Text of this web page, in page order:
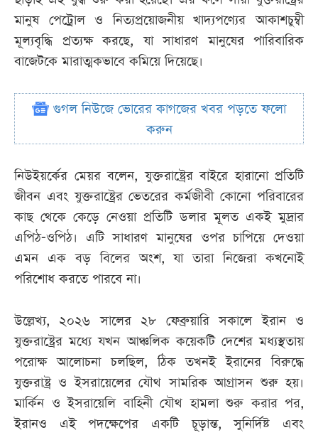
মানুষ পেট্রোল ও নিত্যপ্রয়োজনীয় খাদ্যপণ্যের আকাশচুম্বী
মূল্যবৃদ্ধি প্রত্যক্ষ করছে, যা সাধারণ মানুষের পারিবারিক
বাজেটকে মারাত্মকভাবে কমিয়ে দিয়েছে।
গুগল নিউজে ভোরের কাগজের খবর পড়তে ফলো
করুন
নিউইয়র্কের মেয়র বলেন, যুক্তরাষ্ট্রের বাইরে হারানো প্রতিটি
জীবন এবং যুক্তরাষ্ট্রের ভেতরের কর্মজীবী কোনো পরিবারের
কাছ থেকে কেড়ে নেওয়া প্রতিটি ডলার মূলত একই মুদ্রার
এপিঠ-ওপিঠ। এটি সাধারণ মানুষের ওপর চাপিয়ে দেওয়া
এমন এক বড় বিলের অংশ, যা তারা নিজেরা কখনোই
পরিশোধ করতে পারবে না।
উল্লেখ্য, ২০২৬ সালের ২৮ ফেব্রুয়ারি সকালে ইরান ও
যুক্তরাষ্ট্রের মধ্যে যখন আঞ্চলিক কয়েকটি দেশের মধ্যস্থতায়
পরোক্ষ আলোচনা চলছিল, ঠিক তখনই ইরানের বিরুদ্ধে
যুক্তরাষ্ট্র ও ইসরায়েলের যৌথ সামরিক আগ্রাসন শুরু হয়।
মার্কিন ও ইসরায়েলি বাহিনী যৌথ হামলা শুরু করার পর,
ইরানও এই পদক্ষেপের একটি চূড়ান্ত, সুনির্দিষ্ট এবং